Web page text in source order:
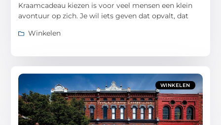
Kraamcadeau kiezen is voor veel mensen een klein
avontuur op zich. Je wil iets geven dat opvalt, dat
Winkelen
WINKELEN